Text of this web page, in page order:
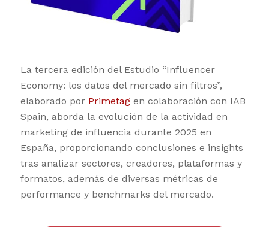
La tercera edición del Estudio “Influencer
Economy: los datos del mercado sin filtros”,
elaborado por Primetagen colaboración con IAB
Spain, aborda la evolución de la actividad en
marketing de influencia durante 2025 en
España, proporcionando conclusiones e insights
tras analizar sectores, creadores, plataformas y
formatos, además de diversas métricas de
performance y benchmarks del mercado.